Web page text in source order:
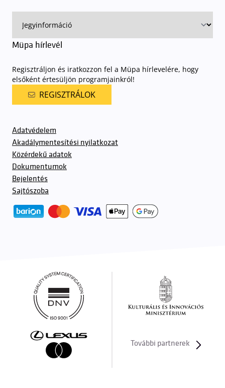
rendjének részletes leírásaelérhető itt.
Müpa hírlevél
Regisztráljon és iratkozzon fel a Müpa hírlevelére, hogy
elsőként értesüljön programjainkról!
REGISZTRÁLOK
Adatvédelem
Akadálymentesítési nyilatkozat
Közérdekű adatok
Dokumentumok
Bejelentés
Sajtószoba
További partnerek